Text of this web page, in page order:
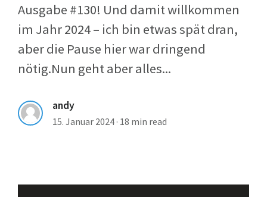
Ausgabe #130! Und damit willkommen
im Jahr 2024 – ich bin etwas spät dran,
aber die Pause hier war dringend
nötig.Nun geht aber alles...
andy
15. Januar 2024 · 18 min read